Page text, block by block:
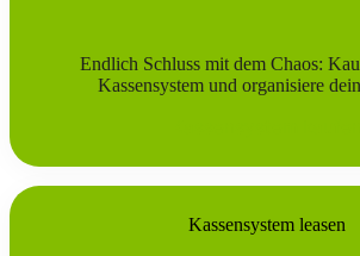
Endlich Schluss mit dem Chaos:
Kassensystem und organisiere
Kassensystem leasen